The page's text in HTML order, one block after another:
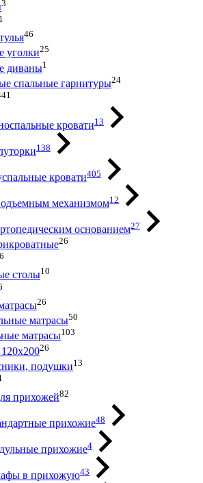
3
46
уголки25
диваны1
спальные гарнитуры24
кровати13
138
кровати405
механизмом12
основанием27
26
столы10
26
матрасы50
матрасы103
26
подушки13
прихожей82
прихожие48
прихожие4
в прихожую43